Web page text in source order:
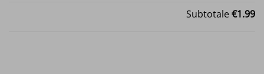
Subtotale€1.99